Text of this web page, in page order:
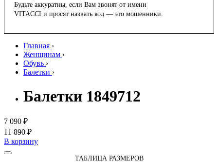
Будьте аккуратны, если Вам звонят от имени
VITACCI и просят назвать код — это мошенники.
Главная ›
Женщинам ›
Обувь ›
Балетки ›
Балетки 1849712
7 090 ₽
11 890 ₽
В корзину
ТАБЛИЦА РАЗМЕРОВ